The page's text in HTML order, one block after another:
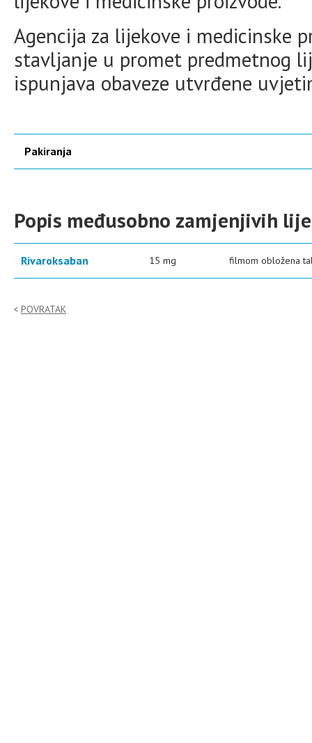
Agencija za lijekove i medicinske
stavljanje u promet predmetnog
ispunjava obaveze utvrđene
Pakiranja
Popis međusobno zamjenjivih
Rivaroksaban 15 mg filmom obložena
POVRATAK